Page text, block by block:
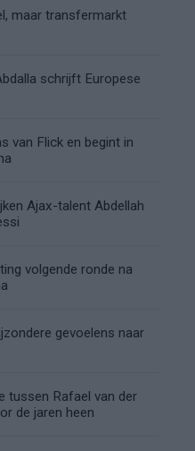
maar transfermarkt
schrijft Europese
van Flick en begint in
Ajax-talent Abdellah
volgende ronde na
gevoelens naar
tussen Rafael van der
de jaren heen